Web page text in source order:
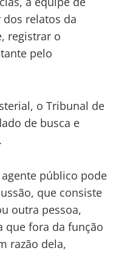
relatos da
registrar o
pelo
o Tribunal de
de busca e
público pode
que consiste
outra pessoa,
que fora da função
razão dela,